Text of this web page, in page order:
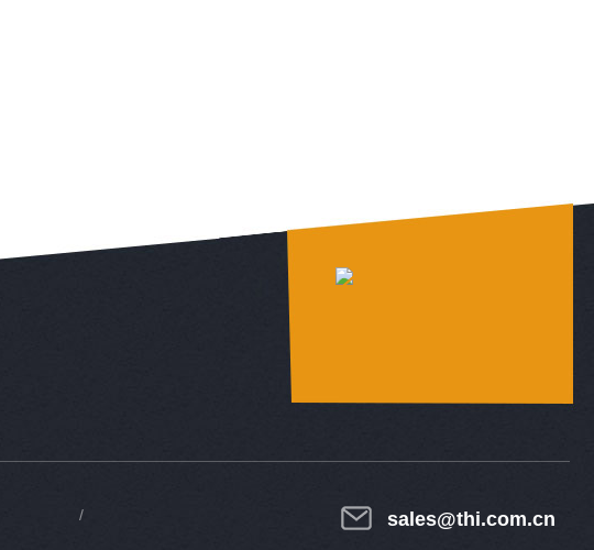
sales@thi.com.cn